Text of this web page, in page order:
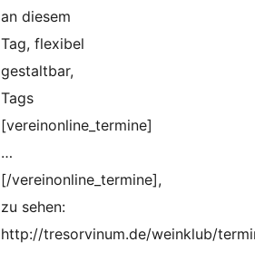
an diesem
Tag, flexibel
gestaltbar,
Tags
[vereinonline_termine]
…
[/vereinonline_termine],
zu sehen:
http://tresorvinum.de/weinklub/